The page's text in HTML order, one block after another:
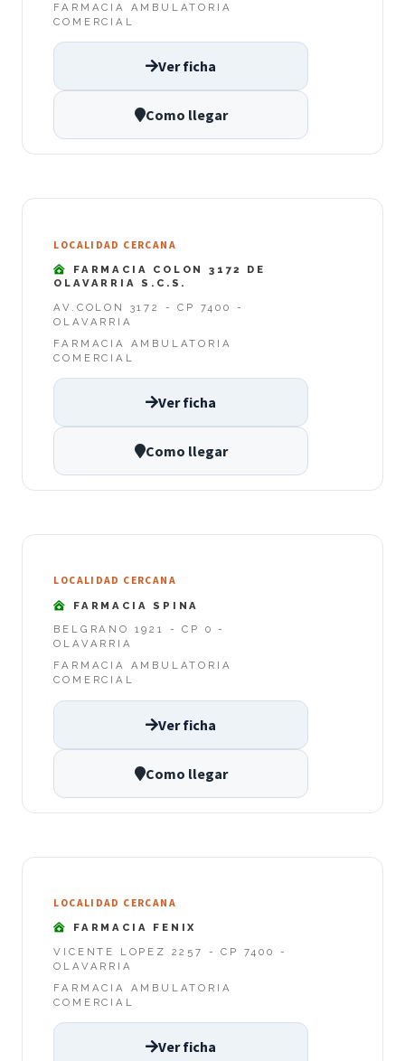
FARMACIA AMBULATORIA
COMERCIAL
Ver ficha
Como llegar
LOCALIDAD CERCANA
FARMACIA COLON 3172 DE
OLAVARRIA S.C.S.
AV.COLON 3172 - CP 7400 -
OLAVARRIA
FARMACIA AMBULATORIA
COMERCIAL
Ver ficha
Como llegar
LOCALIDAD CERCANA
FARMACIA SPINA
BELGRANO 1921 - CP 0 -
OLAVARRIA
FARMACIA AMBULATORIA
COMERCIAL
Ver ficha
Como llegar
LOCALIDAD CERCANA
FARMACIA FENIX
VICENTE LOPEZ 2257 - CP 7400 -
OLAVARRIA
FARMACIA AMBULATORIA
COMERCIAL
Ver ficha